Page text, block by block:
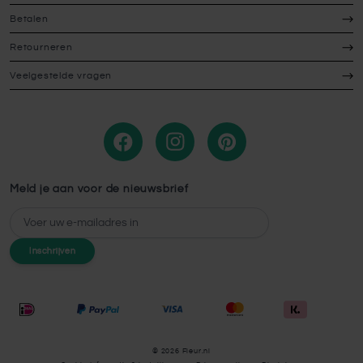
Betalen
Retourneren
Veelgestelde vragen
Meld je aan voor de nieuwsbrief
E-mailadres
Inschrijven
© 2026 Fleur.nl